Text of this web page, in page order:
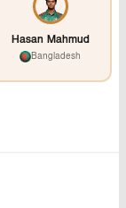
Hasan Mahmud
Bangladesh